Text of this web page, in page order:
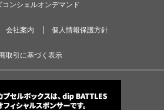
ンシェルオンデマンド
会社案内 個人情報保護方針
取引に基づく表示